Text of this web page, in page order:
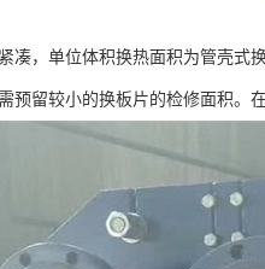
凑，单位体积换热面积为管壳式
预留较小的换板片的检修面积。